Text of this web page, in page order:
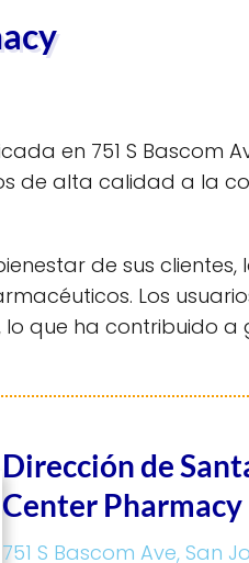
en 751 S Bascom
de alta calidad a la
de sus
Los
que ha contribuido
Dirección de
Center Pharmacy
751 S Bascom Ave, San